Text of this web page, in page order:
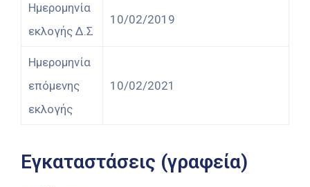
Ημερομηνία
εκλογής Δ.Σ
10/02/2019
Ημερομηνία
επόμενης
εκλογής
10/02/2021
Εγκαταστάσεις (γραφεία)